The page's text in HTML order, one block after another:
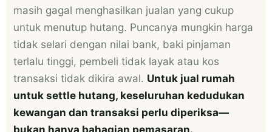
masih gagal menghasilkan jualan yang cukup
untuk menutup hutang. Puncanya mungkin harga
tidak selari dengan nilai bank, baki pinjaman
terlalu tinggi, pembeli tidak layak atau kos
transaksi tidak dikira awal. Untuk jual rumah
untuk settle hutang, keseluruhan kedudukan
kewangan dan transaksi perlu diperiksa—
bukan hanya bahagian pemasaran.